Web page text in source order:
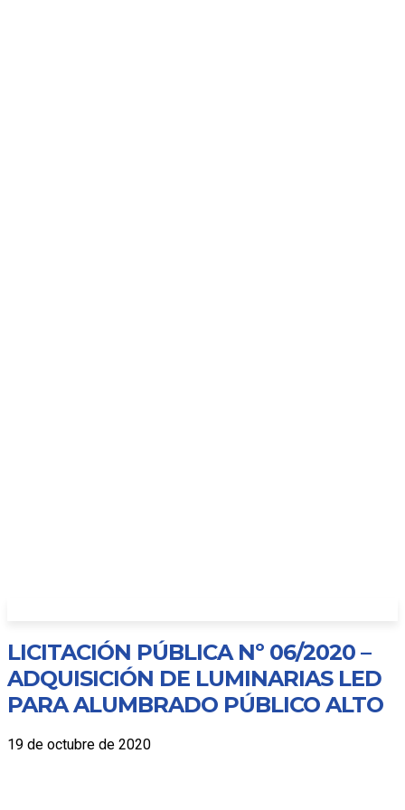
LICITACIÓN PÚBLICA Nº 06/2020 –
ADQUISICIÓN DE LUMINARIAS LED
PARA ALUMBRADO PÚBLICO ALTO
19 de octubre de 2020